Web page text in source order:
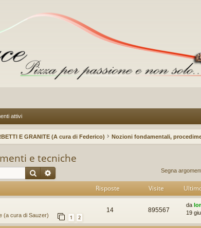
attivi
E GRANITE (A cura di Federico) Nozioni fondamentali,
e tecniche
CercaRicerca avanzata Segna
Risposte Visite
(a cura di Sauzer) 1 2
14 895567
da
19